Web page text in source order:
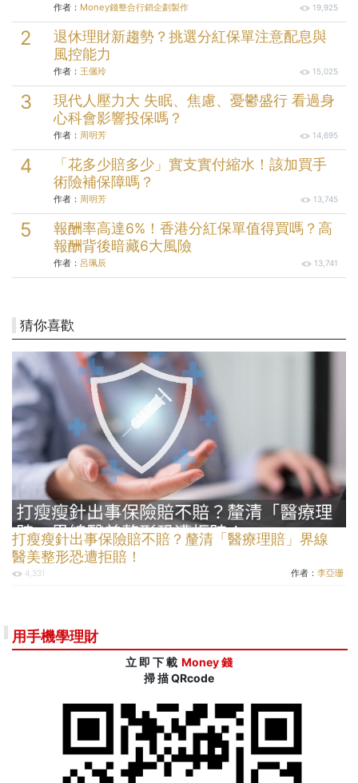
作者： Money錢整合行銷企劃製作 19,925
退休理財新趨勢？挑選分紅保單注意配息與
風控能力
作者： 王儷玲 15,025
現代人壓力大 失眠、焦慮、憂鬱盛行 看過身
心科會影響投保嗎？
作者： 周明芳 14,695
「花多少賠多少」實支實付縮水！該加買手
術險補保障嗎？
作者： 周明芳 13,745
報酬率高達6%！香港分紅保單值得買嗎？高
報酬背後暗藏6大風險
作者： 呂珮辰 13,741
猜你喜歡
打瘦瘦針出事保險賠不賠？釐清「醫療理賠」界線
醫美整形恐遭拒賠！
4,331 作者： 李亞珊
用手機學理財
立 即 下 載 Money 錢
掃 描 QRcode